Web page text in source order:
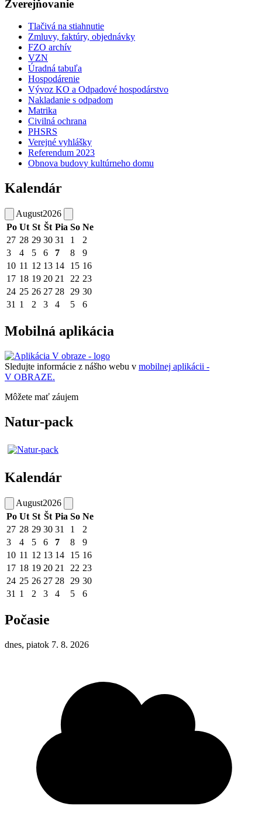
Zverejňovanie
Tlačivá na stiahnutie
Zmluvy, faktúry, objednávky
FZO archív
VZN
Úradná tabuľa
Hospodárenie
Vývoz KO a Odpadové hospodárstvo
Nakladanie s odpadom
Matrika
Civilná ochrana
PHSRS
Verejné vyhlášky
Referendum 2023
Obnova budovy kultúrneho domu
Kalendár
August2026
Po Ut St Št Pia So Ne
27 28 29 30 31 1
2
3
4 5 6 7 8
9
10 11 12 13 14 15 16
17 18 19 20 21 22 23
24 25 26 27 28 29 30
31 1 2 3 4 5 6
Mobilná aplikácia
Sledujte informácie z nášho webu v mobilnej aplikácii -
V OBRAZE.
Môžete mať záujem
Natur-pack
Kalendár
August2026
Po Ut St Št Pia So Ne
27 28 29 30 31 1
2
3
4 5 6 7 8
9
10 11 12 13 14 15 16
17 18 19 20 21 22 23
24 25 26 27 28 29 30
31 1 2 3 4 5 6
Počasie
dnes, piatok 7. 8. 2026